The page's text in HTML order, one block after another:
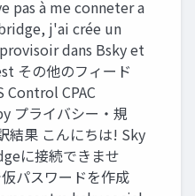
pas à me conneter a
j'ai crée un
dans Bsky et
その他のフィード
Control CPAC
プライバシー・規
結果 こんにちは! Sky
に接続できませ
パスワードを作成